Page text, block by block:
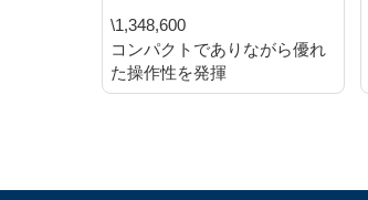
\1,348,600
コンパクトでありながら優れ
た操作性を発揮